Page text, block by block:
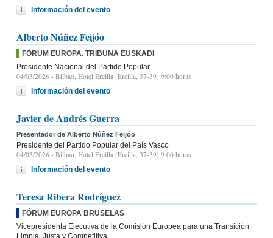
Información del evento
Alberto Núñez Feijóo
FÓRUM EUROPA. TRIBUNA EUSKADI
Presidente Nacional del Partido Popular
04/03/2026 - Bilbao, Hotel Ercilla (Ercilla, 37-39) 9:00 horas
Información del evento
Javier de Andrés Guerra
Presentador de Alberto Núñez Feijóo
Presidente del Partido Popular del País Vasco
04/03/2026 - Bilbao, Hotel Ercilla (Ercilla, 37-39) 9:00 horas
Información del evento
Teresa Ribera Rodríguez
FÓRUM EUROPA BRUSELAS
Vicepresidenta Ejecutiva de la Comisión Europea para una Transición
Limpia, Justa y Competitiva